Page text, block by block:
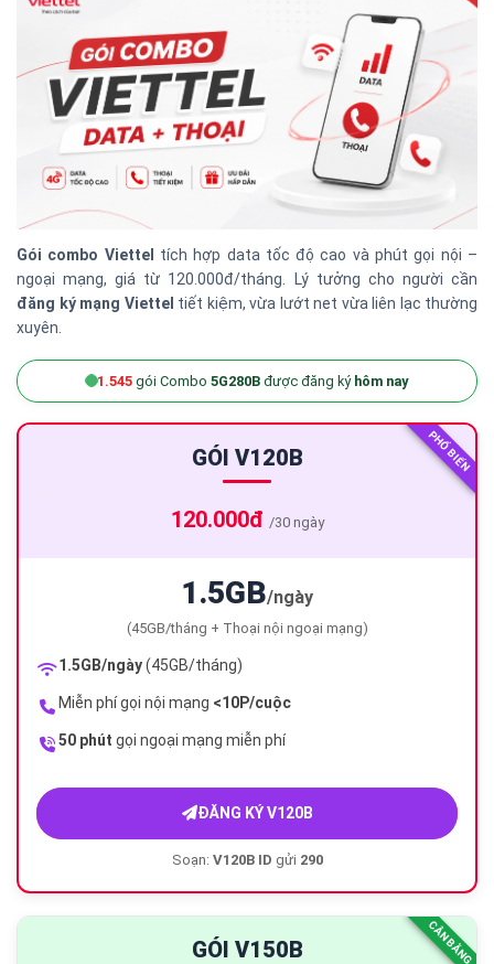
Gói combo Viettel tích hợp data tốc độ cao và phút gọi nội –
ngoại mạng, giá từ 120.000đ/tháng. Lý tưởng cho người cần
đăng ký mạng Viettel tiết kiệm, vừa lướt net vừa liên lạc thường
xuyên.
1.545 gói Combo 5G280B được đăng ký hôm nay
PHỔ BIẾN
GÓI V120B
120.000đ /30 ngày
1.5GB/ngày
(45GB/tháng + Thoại nội ngoại mạng)
1.5GB/ngày(45GB/tháng)
Miễn phí gọi nội mạng <10P/cuộc
50 phút gọi ngoại mạng miễn phí
ĐĂNG KÝ V120B
Soạn: V120B ID gửi 290
CÂN BẰNG
GÓI V150B